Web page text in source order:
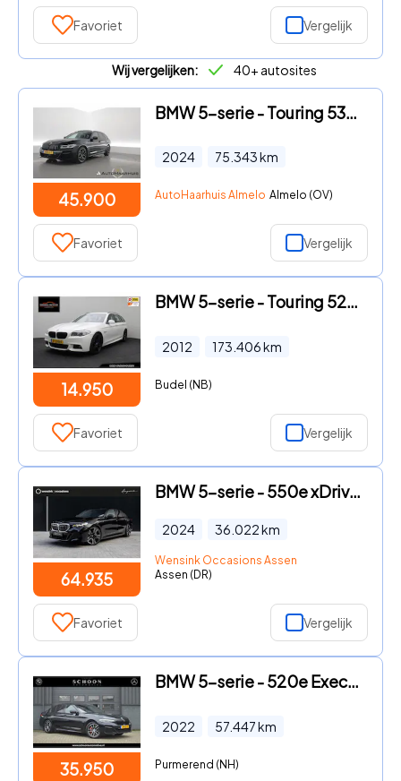
Favoriet Vergelijk
Wij vergelijken: 40+ autosites
45.900
BMW 5-serie - Touring 530e xDrive M Sport | Pano | HUD | Laser | Memory |
2024 75.343km
AutoHaarhuis Almelo Almelo (OV)
Favoriet Vergelijk
14.950
BMW 5-serie - Touring 528i High Executive 2012 M-Pakket | Head-up | Memory
2012 173.406km
Budel (NB)
Favoriet Vergelijk
64.935
BMW 5-serie - 550e xDrive | SOH 95, 6% | M-Sport | Comfortstoelen met Gehe
2024 36.022km
Wensink Occasions Assen
Assen (DR)
Favoriet Vergelijk
35.950
BMW 5-serie - 520e Executive | M-PAKKET | CAMERA | CARPLAY |
2022 57.447km
Purmerend (NH)